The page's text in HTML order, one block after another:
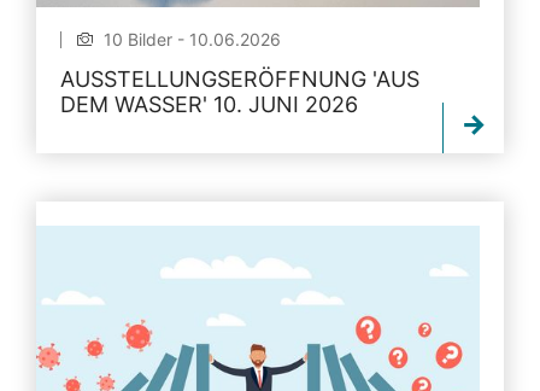
10 Bilder - 10.06.2026
AUSSTELLUNGSERÖFFNUNG 'AUS
DEM WASSER' 10. JUNI 2026